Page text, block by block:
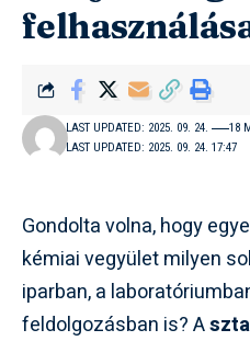
LAST UPDATED: 2025. 09. 24. 17:47
LAST UPDATED: 2025. 09. 24. 18
Gondolta volna, hogy
kémiai vegyület milyen
iparban, a
feldolgozásban is? A